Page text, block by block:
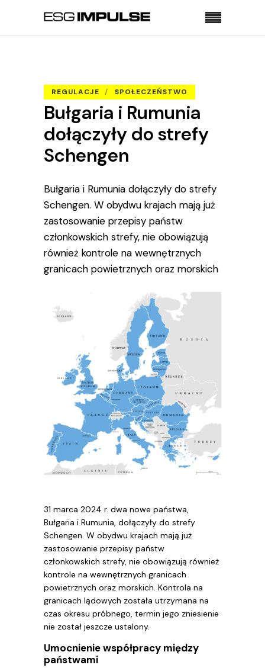
REGULACJE SPOŁECZEŃSTWO
Bułgaria i Rumunia
dołączyły do strefy
Schengen
Bułgaria i Rumunia dołączyły do strefy
Schengen. W obydwu krajach mają już
zastosowanie przepisy państw
członkowskich strefy, nie obowiązują
również kontrole na wewnętrznych
granicach powietrznych oraz morskich
31 marca 2024 r. dwa nowe państwa,
Bułgaria i Rumunia, dołączyły do strefy
Schengen. W obydwu krajach mają już
zastosowanie przepisy państw
członkowskich strefy, nie obowiązują również
kontrole na wewnętrznych granicach
powietrznych oraz morskich. Kontrola na
granicach lądowych została utrzymana na
czas okresu próbnego, termin jego zniesienie
nie został jeszcze ustalony.
Umocnienie współpracy między
państwami